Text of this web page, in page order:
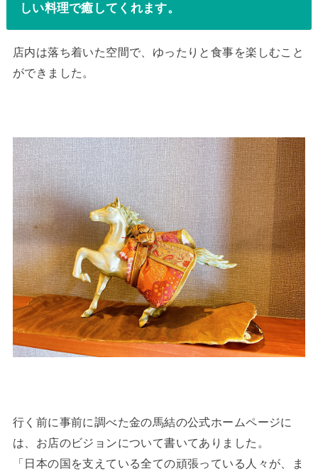
しい料理で癒してくれます。
店内は落ち着いた空間で、ゆったりと食事を楽しむこと
ができました。
行く前に事前に調べた金の馬結の公式ホームページに
は、お店のビジョンについて書いてありました。
「日本の国を支えている全ての頑張っている人々が、ま